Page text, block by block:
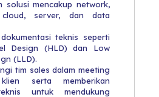
solusi mencakup network,
cloud, server, dan data
teknis seperti
Design (HLD) dan Low
(LLD).
tim sales dalam meeting
serta memberikan
untuk mendukung